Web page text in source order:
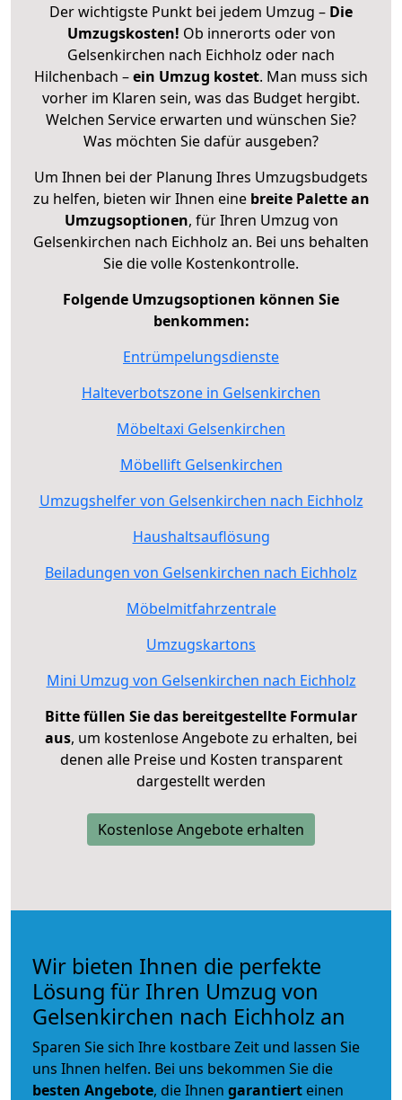
Der wichtigste Punkt bei jedem Umzug – Die
Umzugskosten! Ob innerorts oder von
Gelsenkirchen nach Eichholz oder nach
Hilchenbach –ein Umzug kostet. Man muss sich
vorher im Klaren sein, was das Budget hergibt.
Welchen Service erwarten und wünschen Sie?
Was möchten Sie dafür ausgeben?
Um Ihnen bei der Planung Ihres Umzugsbudgets
zu helfen, bieten wir Ihnen eine breite Palette an
Umzugsoptionen, für Ihren Umzug von
Gelsenkirchen nach Eichholz an. Bei uns behalten
Sie die volle Kostenkontrolle.
Folgende Umzugsoptionen können Sie
benkommen:
Entrümpelungsdienste
Halteverbotszone in Gelsenkirchen
Möbeltaxi Gelsenkirchen
Möbellift Gelsenkirchen
Umzugshelfer von Gelsenkirchen nach Eichholz
Haushaltsauflösung
Beiladungen von Gelsenkirchen nach Eichholz
Möbelmitfahrzentrale
Umzugskartons
Mini Umzug von Gelsenkirchen nach Eichholz
Bitte füllen Sie das bereitgestellte Formular
aus, um kostenlose Angebote zu erhalten, bei
denen alle Preise und Kosten transparent
dargestellt werden
Kostenlose Angebote erhalten
Wir bieten Ihnen die perfekte
Lösung für Ihren Umzug von
Gelsenkirchen nach Eichholz an
Sparen Sie sich Ihre kostbare Zeit und lassen Sie
uns Ihnen helfen. Bei uns bekommen Sie die
besten Angebote, die Ihnen garantiert einen